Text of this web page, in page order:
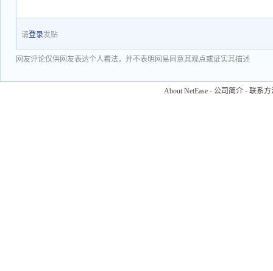
请登录发贴
网友评论仅供网友表达个人看法，并不表明网易同意其观点或证实其描述
About NetEase - 公司简介 - 联系方